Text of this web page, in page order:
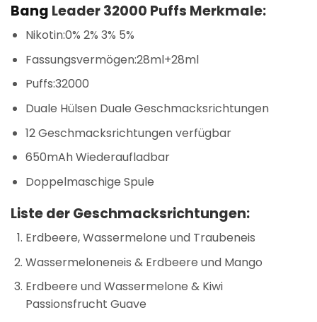
Bang Leader 32000 Puffs Merkmale:
Nikotin:0% 2% 3% 5%
Fassungsvermögen:28ml+28ml
Puffs:32000
Duale Hülsen Duale Geschmacksrichtungen
12 Geschmacksrichtungen verfügbar
650mAh Wiederaufladbar
Doppelmaschige Spule
Liste der Geschmacksrichtungen:
Erdbeere, Wassermelone und Traubeneis
Wassermeloneneis & Erdbeere und Mango
Erdbeere und Wassermelone & Kiwi
Passionsfrucht Guave